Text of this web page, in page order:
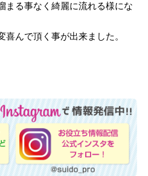
まる事なく綺麗に流れる様にな
んで頂く事が出来ました。